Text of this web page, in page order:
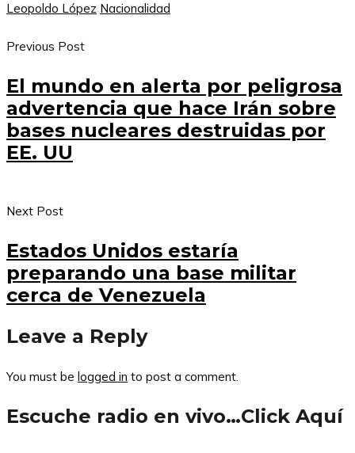
Leopoldo López Nacionalidad
Previous Post
El mundo en alerta por peligrosa
advertencia que hace Irán sobre
bases nucleares destruidas por
EE. UU
Next Post
Estados Unidos estaría
preparando una base militar
cerca de Venezuela
Leave a Reply
You must be logged in to post a comment.
Escuche radio en vivo…Click Aquí